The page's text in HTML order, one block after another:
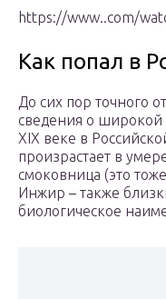
https://www..com/
Как попал в
До сих пор точного
сведения о широкой
XIX веке в
произрастает в
смоковница (это
Инжир – также
биологическое